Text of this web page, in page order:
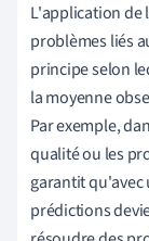
L'application de
problèmes liés
principe selon
la moyenne
Par exemple,
qualité ou les
garantit
prédictions